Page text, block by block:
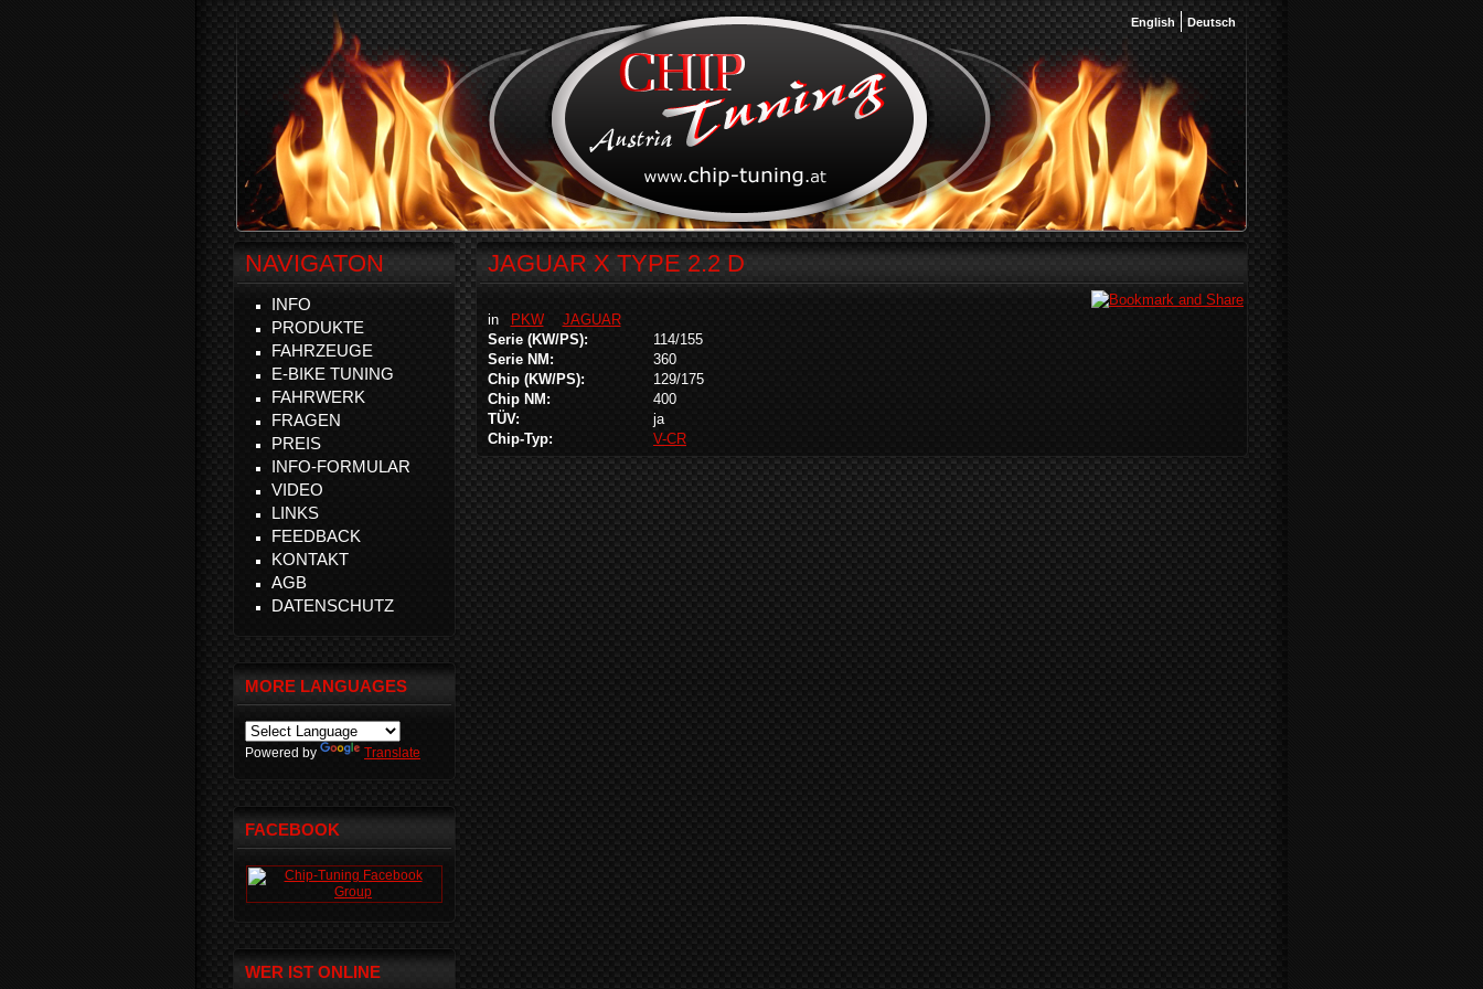
English Deutsch
JAGUAR X TYPE 2.2 D
in PKW
JAGUAR
Serie (KW/PS):
114/155
Serie NM:
360
Chip (KW/PS):
129/175
Chip NM:
400
TÜV:
ja
Chip-Typ:
V-CR
NAVIGATON
INFO
PRODUKTE
FAHRZEUGE
E-BIKE TUNING
FAHRWERK
FRAGEN
PREIS
INFO-FORMULAR
VIDEO
LINKS
FEEDBACK
KONTAKT
AGB
DATENSCHUTZ
MORE LANGUAGES
Powered by Translate
FACEBOOK
WER IST ONLINE